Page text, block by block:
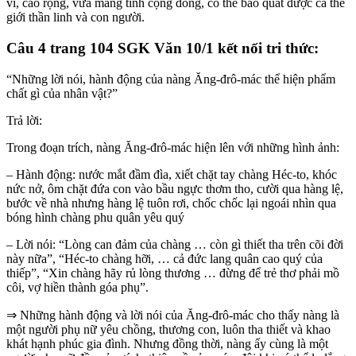
vĩ, cao rộng, vừa mang tính cộng đồng, có thể bao quát được cả thế
giới thần linh và con người.
Câu 4 trang 104 SGK Văn 10/1 kết nối tri thức:
“Những lời nói, hành động của nàng Ăng-đrô-mác thể hiện phẩm
chất gì của nhân vật?”
Trả lời:
Trong đoạn trích, nàng Ăng-đrô-mác hiện lên với những hình ảnh:
– Hành động: nước mắt đầm đìa, xiết chặt tay chàng Héc-to, khóc
nức nở, ôm chặt đứa con vào bầu ngực thơm tho, cười qua hàng lệ,
bước về nhà nhưng hàng lệ tuôn rơi, chốc chốc lại ngoái nhìn qua
bóng hình chàng phu quân yêu quý
– Lời nói: “Lòng can đảm của chàng … còn gì thiết tha trên cõi đời
này nữa”, “Héc-to chàng hỡi, … cả đức lang quân cao quý của
thiếp”, “Xin chàng hãy rủ lòng thương … đừng để trẻ thơ phải mồ
côi, vợ hiền thành góa phụ”.
⇒ Những hành động và lời nói của Ăng-đrô-mác cho thấy nàng là
một người phụ nữ yêu chồng, thương con, luôn tha thiết và khao
khát hạnh phúc gia đình. Nhưng đồng thời, nàng ấy cùng là một